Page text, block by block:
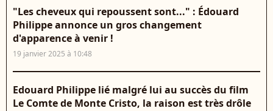
"Les cheveux qui repoussent sont..." : Édouard
Philippe annonce un gros changement
d'apparence à venir !
19 janvier 2025 à 10:48
Edouard Philippe lié malgré lui au succès du film
Le Comte de Monte Cristo, la raison est très drôle